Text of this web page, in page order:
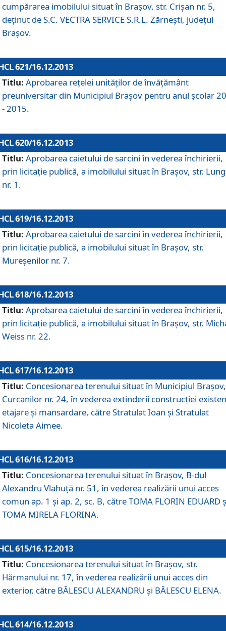
cumpărarea imobilului situat în Braşov, str. Crişan nr. 5,
deţinut de S.C. VECTRA SERVICE S.R.L. Zărneşti, judeţul
Braşov.
621/16.12.2013
Titlu: Aprobarea reţelei unităţilor de învăţământ
preuniversitar din Municipiul Braşov pentru anul şcolar
- 2015.
620/16.12.2013
Titlu: Aprobarea caietului de sarcini în vederea închirierii,
prin licitaţie publică, a imobilului situat în Braşov, str.
nr. 1.
619/16.12.2013
Titlu: Aprobarea caietului de sarcini în vederea închirierii,
prin licitaţie publică, a imobilului situat în Braşov, str.
Mureşenilor nr. 7.
618/16.12.2013
Titlu: Aprobarea caietului de sarcini în vederea închirierii,
prin licitaţie publică, a imobilului situat în Braşov, str.
Weiss nr. 22.
617/16.12.2013
Titlu: Concesionarea terenului situat în Municipiul
Curcanilor nr. 24, în vederea extinderii construcţiei
etajare şi mansardare, către Stratulat Ioan şi Stratulat
Nicoleta Aimee.
616/16.12.2013
Titlu: Concesionarea terenului situat în Braşov, B-dul
Alexandru Vlahuţă nr. 51, în vederea realizării unui acces
comun ap. 1 şi ap. 2, sc. B, către TOMA FLORIN EDUARD
TOMA MIRELA FLORINA.
615/16.12.2013
Titlu: Concesionarea terenului situat în Braşov, str.
Hărmanului nr. 17, în vederea realizării unui acces din
exterior, către BĂLESCU ALEXANDRU şi BĂLESCU ELENA.
614/16.12.2013